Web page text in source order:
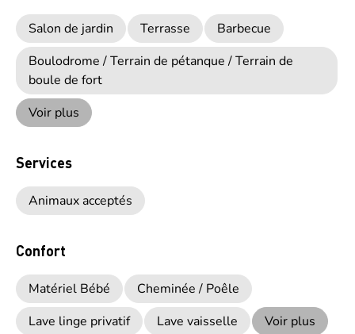
Salon de jardin Terrasse
Barbecue
Boulodrome / Terrain de pétanque / Terrain de
boule de fort
Voir plus
Services
Animaux acceptés
Confort
Matériel Bébé
Cheminée / Poêle
Lave linge privatif
Lave vaisselle Voir plus